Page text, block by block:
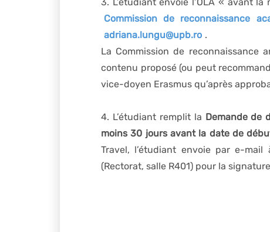
Commission de reconnaissance
adriana.lungu@upb.ro .
La Commission de reconnaissance
contenu proposé (ou peut
vice-doyen Erasmus qu’après
4. L’étudiant remplit la Demande de
moins 30 jours avant la date de
Travel, l’étudiant envoie par e-mail
(Rectorat, salle R401) pour la